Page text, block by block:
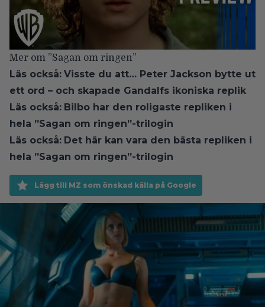
Mer om ”Sagan om ringen”
Läs också: Visste du att… Peter Jackson bytte ut
ett ord – och skapade Gandalfs ikoniska replik
Läs också: Bilbo har den roligaste repliken i
hela ”Sagan om ringen”-trilogin
Läs också: Det här kan vara den bästa repliken i
hela ”Sagan om ringen”-trilogin
Lägg till MZ som önskad källa på Google